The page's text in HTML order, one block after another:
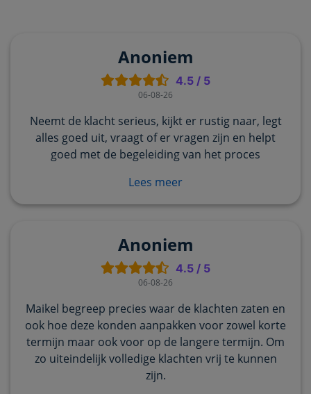
Anoniem
4.5/ 5
06-08-26
Neemt de klacht serieus, kijkt er rustig naar, legt
alles goed uit, vraagt of er vragen zijn en helpt
goed met de begeleiding van het proces
Lees meer
Anoniem
4.5/ 5
06-08-26
Maikel begreep precies waar de klachten zaten en
ook hoe deze konden aanpakken voor zowel korte
termijn maar ook voor op de langere termijn. Om
zo uiteindelijk volledige klachten vrij te kunnen
zijn.